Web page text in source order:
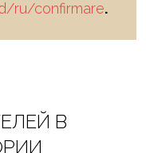
ru/confirmare.
В